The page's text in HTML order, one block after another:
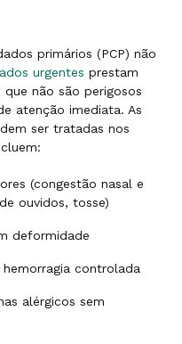
primários (PCP) não
urgentes prestam
não são perigosos
atenção imediata. As
ser tratadas nos
(congestão nasal e
ouvidos, tosse)
deformidade
controlada
alérgicos sem